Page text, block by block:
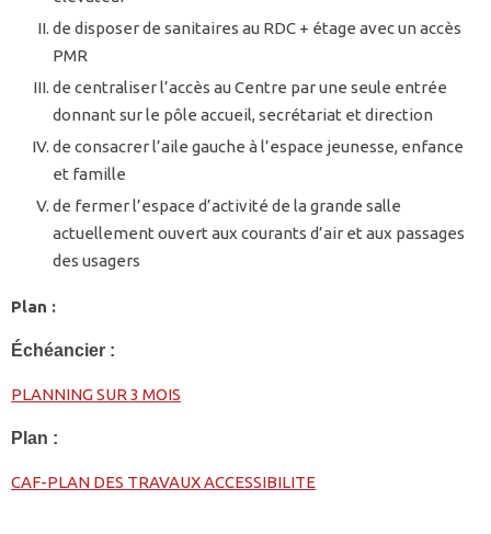
de disposer de sanitaires au RDC + étage avec un accès
PMR
de centraliser l’accès au Centre par une seule entrée
donnant sur le pôle accueil, secrétariat et direction
de consacrer l’aile gauche à l’espace jeunesse, enfance
et famille
de fermer l’espace d’activité de la grande salle
actuellement ouvert aux courants d’air et aux passages
des usagers
Plan :
Échéancier :
PLANNING SUR 3 MOIS
Plan :
CAF-PLAN DES TRAVAUX ACCESSIBILITE